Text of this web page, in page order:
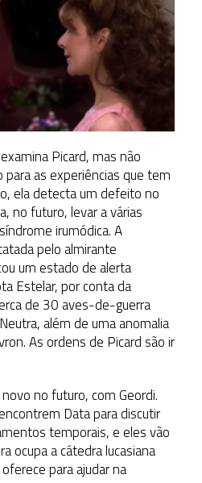
Picard, mas não
para as experiências que tem
ela detecta um defeito no
no futuro, levar a várias
irumódica. A
pelo almirante
um estado de alerta
Estelar, por conta da
de 30 aves-de-guerra
além de uma anomalia
As ordens de Picard são ir
no futuro, com Geordi.
Data para discutir
temporais, e eles vão
ocupa a cátedra lucasiana
para ajudar na